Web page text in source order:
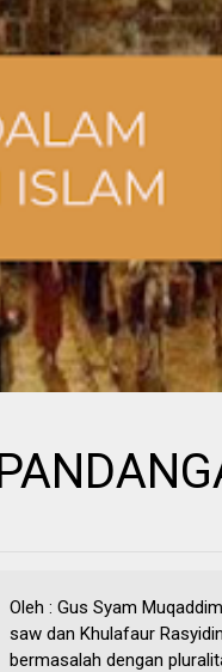
Oleh : Gus Syam
saw dan Khulafaur
bermasalah dengan